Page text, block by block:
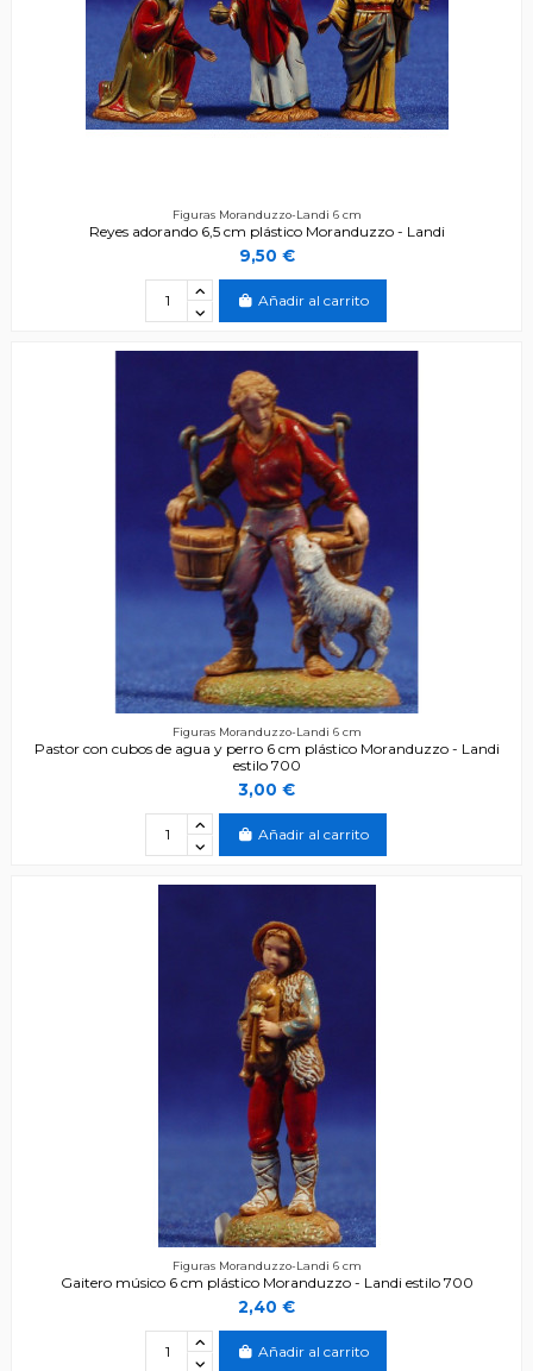
Figuras Moranduzzo-Landi 6 cm
Reyes adorando 6,5 cm plástico Moranduzzo - Landi
9,50 €
Añadir al carrito
Figuras Moranduzzo-Landi 6 cm
Pastor con cubos de agua y perro 6 cm plástico Moranduzzo - Landi
estilo 700
3,00 €
Añadir al carrito
Figuras Moranduzzo-Landi 6 cm
Gaitero músico 6 cm plástico Moranduzzo - Landi estilo 700
2,40 €
Añadir al carrito